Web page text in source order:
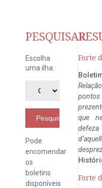
PESQUISAR
Escolha
uma ilha:
Pesquisar
Pode
encomendar
os
boletins
disponíveis
Forte
que
Forte